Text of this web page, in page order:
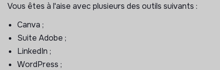
Civique et contribuerez à la valorisation du dispositif
auprès des collectivités, partenaires et
citoyens.
> Communication institutionnelle
Vous êtes à l'aise avec plusieurs des outils suivants :
Canva ;
Suite Adobe ;
LinkedIn ;
WordPress ;